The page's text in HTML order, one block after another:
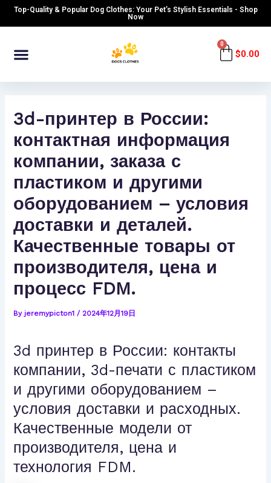
SkipTop-Quality & Popular Dog Clothes: Your Pet’s Stylish Essentials - Shop
Now
Menu $0.00
0 Cart
3d-принтер в России:
контактная информация
компании, заказа с
пластиком и другими
оборудованием – условия
доставки и деталей.
Качественные товары от
производителя, цена и
процесс FDM.
By jeremypicton1 / 2024年12月19日
3d принтер в России: контакты
компании, 3d-печати с пластиком
и другими оборудованием –
условия доставки и расходных.
Качественные модели от
производителя, цена и
технология FDM.
Post